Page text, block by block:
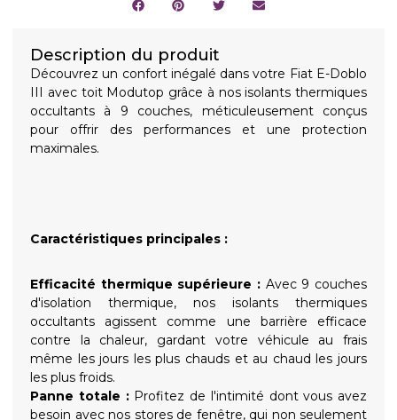
Description du produit
Découvrez un confort inégalé dans votre Fiat E-Doblo
III avec toit Modutop grâce à nos isolants thermiques
occultants à 9 couches, méticuleusement conçus
pour offrir des performances et une protection
maximales.
Caractéristiques principales :
Efficacité thermique supérieure : Avec 9 couches
d'isolation thermique, nos isolants thermiques
occultants agissent comme une barrière efficace
contre la chaleur, gardant votre véhicule au frais
même les jours les plus chauds et au chaud les jours
les plus froids.
Panne totale :Profitez de l'intimité dont vous avez
besoin avec nos stores de fenêtre, qui non seulement